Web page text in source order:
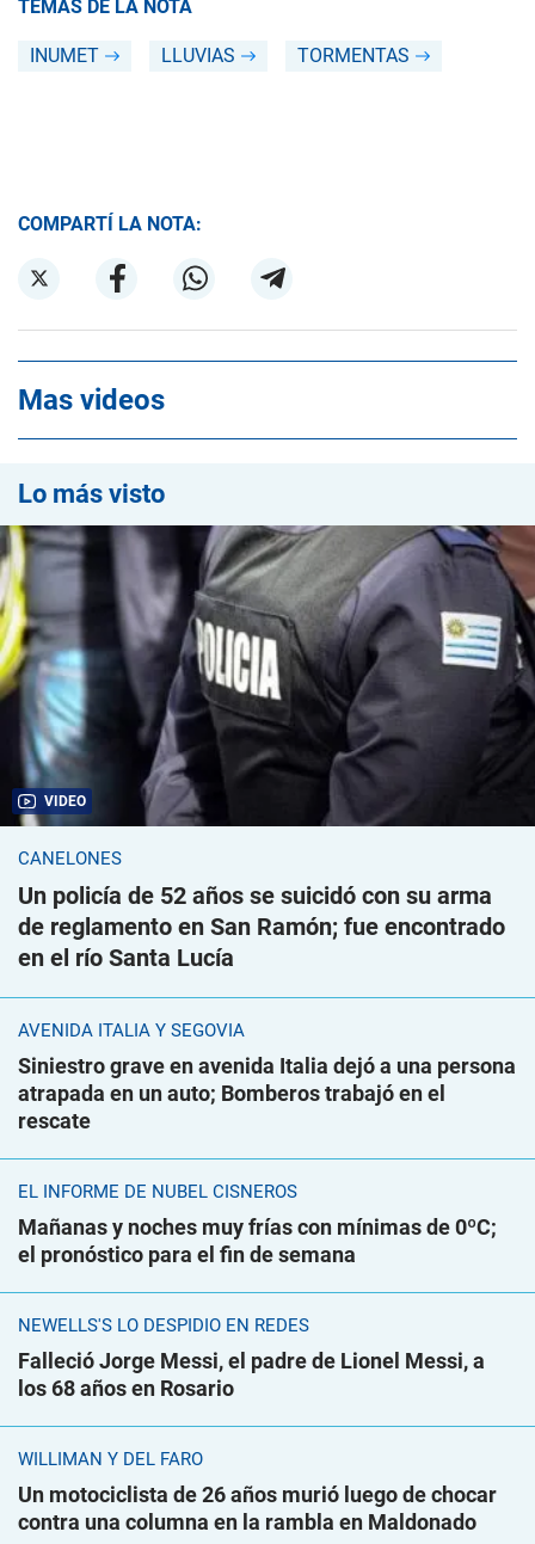
TEMAS DE LA NOTA
INUMET LLUVIAS TORMENTAS
COMPARTÍ LA NOTA:
Mas videos
Lo más visto
VIDEO
CANELONES
Un policía de 52 años se suicidó con su arma
de reglamento en San Ramón; fue encontrado
en el río Santa Lucía
AVENIDA ITALIA Y SEGOVIA
Siniestro grave en avenida Italia dejó a una persona
atrapada en un auto; Bomberos trabajó en el
rescate
EL INFORME DE NUBEL CISNEROS
Mañanas y noches muy frías con mínimas de 0ºC;
el pronóstico para el fin de semana
NEWELLS'S LO DESPIDIÓ EN REDES
Falleció Jorge Messi, el padre de Lionel Messi, a
los 68 años en Rosario
WILLIMAN Y DEL FARO
Un motociclista de 26 años murió luego de chocar
contra una columna en la rambla en Maldonado